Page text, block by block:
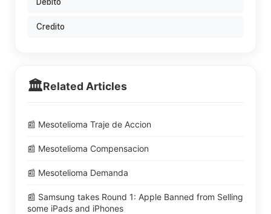
Credito
🏛️Related Articles
📰 Mesotelioma Traje de Accion
📰 Mesotelioma Compensacion
📰 Mesotelioma Demanda
📰 Samsung takes Round 1: Apple Banned from Selling
some iPads and iPhones